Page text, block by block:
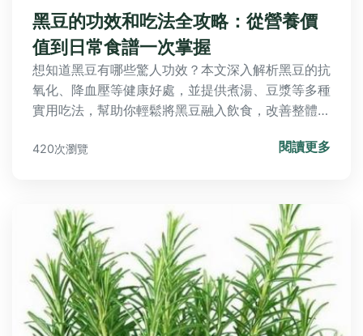
黑豆的功效和吃法全攻略：從營養價
值到日常食譜一次掌握
想知道黑豆有哪些驚人功效？本文深入解析黑豆的抗
氧化、降血壓等健康好處，並提供煮湯、豆漿等多種
實用吃法，幫助你輕鬆將黑豆融入飲食，改善整體健
420次瀏覽 閱讀更多